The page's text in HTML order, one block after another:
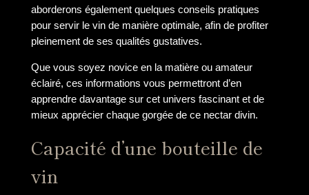
aborderons également quelques conseils pratiques
pour servir le vin de manière optimale, afin de profiter
pleinement de ses qualités gustatives.
Que vous soyez novice en la matière ou amateur
éclairé, ces informations vous permettront d’en
apprendre davantage sur cet univers fascinant et de
mieux apprécier chaque gorgée de ce nectar divin.
Capacité d’une bouteille de
vin